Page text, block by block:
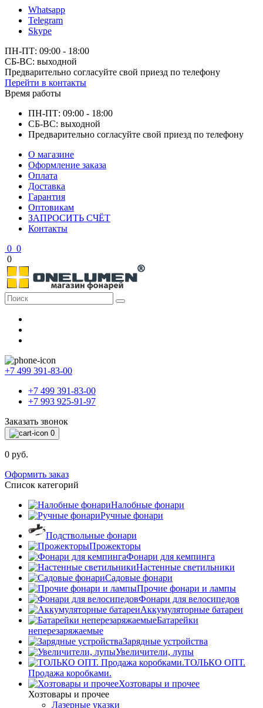
Whatsapp
Telegram
Skype
ПН-ПТ: 09:00 - 18:00
СБ-ВС: выходной
Предварительно согласуйте свой приезд по телефону
Перейти в контакты
Время работы
ПН-ПТ: 09:00 - 18:00
СБ-ВС: выходной
Предварительно согласуйте свой приезд по телефону
О магазине
Оформление заказа
Оплата
Доставка
Гарантия
Оптовикам
ЗАПРОСИТЬ СЧЁТ
Контакты
0 0
0
+7 499 391-83-00
+7 499 391-83-00
+7 993 925-91-97
Заказать звонок
0
0 руб.
Оформить заказ
Список категорий
Налобные фонари
Ручные фонари
Подствольные фонари
Прожекторы
Фонари для кемпинга
Настенные светильники
Садовые фонари
Прочие фонари и лампы
Фонари для велосипедов
Аккумуляторные батареи
Батарейки
неперезаряжаемые
Зарядные устройства
Увеличители, лупы
ТОЛЬКО ОПТ.
Продажа коробками.
Хозтовары и прочее
Хозтовары и прочее
Лазерные указки